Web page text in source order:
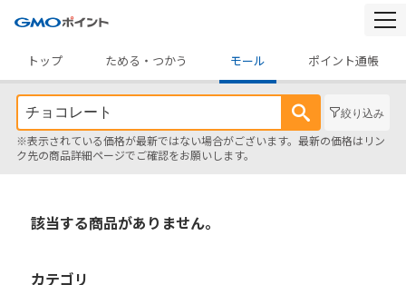
トップ
ためる・つかう モール ポイント通帳
絞り込み
※表示されている価格が最新ではない場合がございます。最新の価格はリン
ク先の商品詳細ページでご確認をお願いします。
該当する商品がありません。
カテゴリ